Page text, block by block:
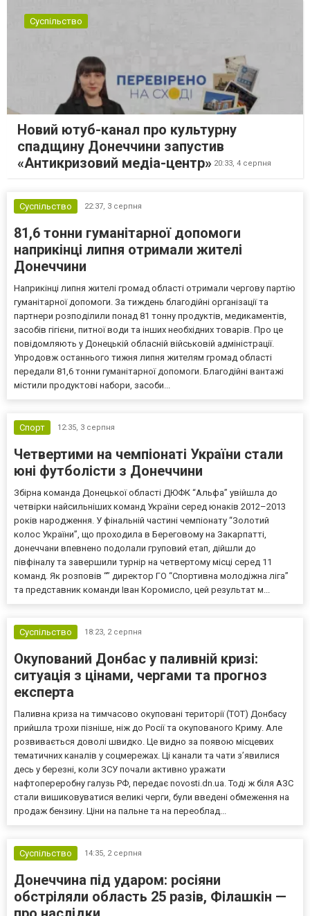
Суспільство
Новий ютуб-канал про культурну
спадщину Донеччини запустив
«Антикризовий медіа-центр» 20:33, 4 серпня
Суспільство 22:37, 3 серпня
81,6 тонни гуманітарної допомоги
наприкінці липня отримали жителі
Донеччини
Наприкінці липня жителі громад області отримали чергову партію
гуманітарної допомоги. За тиждень благодійні організації та
партнери розподілили понад 81 тонну продуктів, медикаментів,
засобів гігієни, питної води та інших необхідних товарів. Про це
повідомляють у Донецькій обласній військовій адміністрації.
Упродовж останнього тижня липня жителям громад області
передали 81,6 тонни гуманітарної допомоги. Благодійні вантажі
містили продуктові набори, засоби...
Спорт 12:35, 3 серпня
Четвертими на чемпіонаті України стали
юні футболісти з Донеччини
Збірна команда Донецької області ДЮФК “Альфа” увійшла до
четвірки найсильніших команд України серед юнаків 2012–2013
років народження. У фінальній частині чемпіонату “Золотий
колос України”, що проходила в Береговому на Закарпатті,
донеччани впевнено подолали груповий етап, дійшли до
півфіналу та завершили турнір на четвертому місці серед 11
команд. Як розповів “” директор ГО “Спортивна молодіжна ліга”
та представник команди Іван Коромисло, цей результат м...
Суспільство 18:23, 2 серпня
Окупований Донбас у паливній кризі:
ситуація з цінами, чергами та прогноз
експерта
Паливна криза на тимчасово окуповані території (ТОТ) Донбасу
прийшла трохи пізніше, ніж до Росії та окупованого Криму. Але
розвивається доволі швидко. Це видно за появою місцевих
тематичних каналів у соцмережах. Ці канали та чати з’явилися
десь у березні, коли ЗСУ почали активно уражати
нафтопереробну галузь РФ, передає novosti.dn.ua. Тоді ж біля АЗС
стали вишиковуватися великі черги, були введені обмеження на
продаж бензину. Ціни на пальне та на переоблад...
Суспільство 14:35, 2 серпня
Донеччина під ударом: росіяни
обстріляли область 25 разів, Філашкін —